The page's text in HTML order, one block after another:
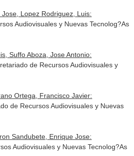
Lopez Rodriguez, Luis:
Audiovisuales y Nuevas Tecnolog?As
Suffo Aboza, Jose Antonio:
de Recursos Audiovisuales y
Ortega, Francisco Javier:
de Recursos Audiovisuales y Nuevas
Sandubete, Enrique Jose:
Audiovisuales y Nuevas Tecnolog?As